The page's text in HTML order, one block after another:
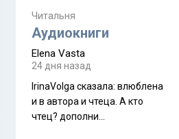
краешек, но все же схватила
ауру штата, как-то он меня
природа, мягкие
такая как бы переходная
ступень между привычной
нам Индией и остальными
Читальня
Аудиокниги
Elena Vasta
24 дня назад
IrinaVolga сказалa: влюблена
и в автора и чтеца. А кто
чтец? дополни